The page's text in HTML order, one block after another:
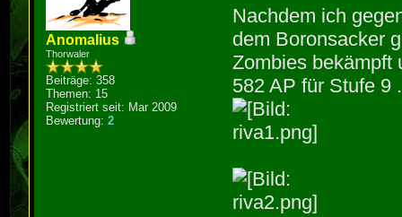
Anomalius
Thorwaler
Beiträge: 358
Themen: 15
Registriert seit: Mar 2009
Bewertung:2
Nachdem ich
dem Boronsacker
Zombies
582 AP für Stufe 9 .